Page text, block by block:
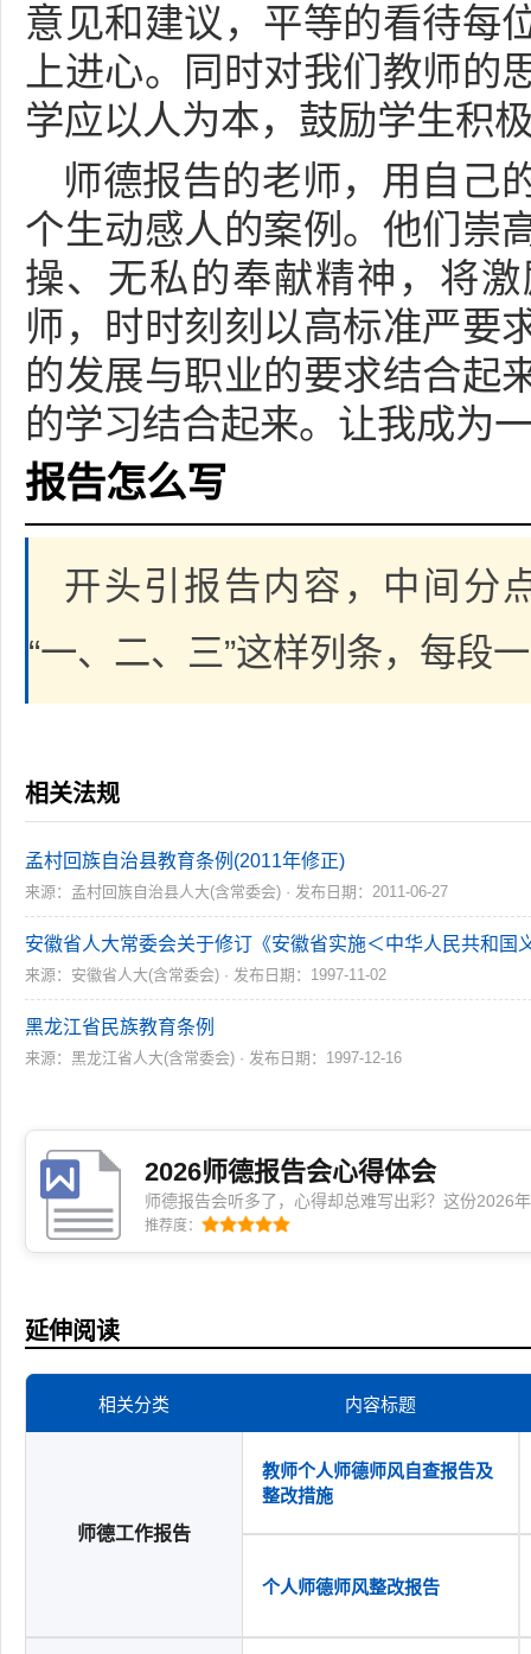
意见和建议，平等的看待每
上进心。同时对我们教师
学应以人为本，鼓励学生积
师德报告的老师，用自己
个生动感人的案例。他们崇
操、无私的奉献精神，将
师，时时刻刻以高标准严要
的发展与职业的要求结合起
的学习结合起来。让我成为
报告怎么写
开头引报告内容，中间分
“一、二、三”这样列条，每段
相关法规
孟村回族自治县教育条例(2011年修正)
来源：孟村回族自治县人大(含常委会) · 发布日期：2011-06-27
安徽省人大常委会关于修订《安徽省实施＜中华人民共和国
来源：安徽省人大(含常委会) · 发布日期：1997-11-02
黑龙江省民族教育条例
来源：黑龙江省人大(含常委会) · 发布日期：1997-12-16
2026师德报告会心得体会
师德报告会听多了，心得却总难写出彩？这份2026
论、侧重于真实共鸣与日常转化，从听会到内化，
上。参阅时顺便改两处，立马就是你的专用感悟！
推荐度：
延伸阅读
相关分类 内容标题
师德工作报告
教师个人师德师风自查报告及
整改措施
个人师德师风整改报告